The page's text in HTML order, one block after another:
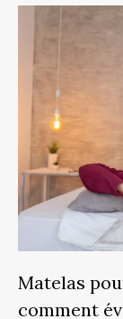
Matelas
comment